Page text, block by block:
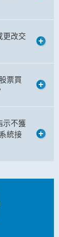
更改交
票買
示不獲
統接